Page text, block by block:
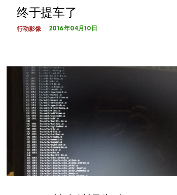
终于提车了
行动影像 2016年04月10日